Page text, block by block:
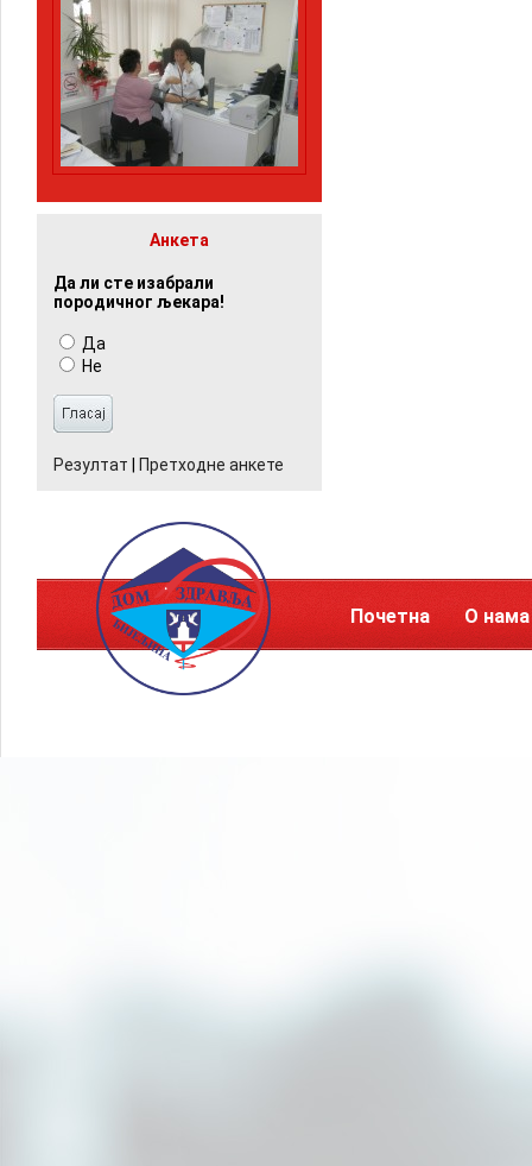
Анкета
Да ли сте изабрали
породичног љекара!
Да
Не
Резултат Претходне анкете
Почетна О нама